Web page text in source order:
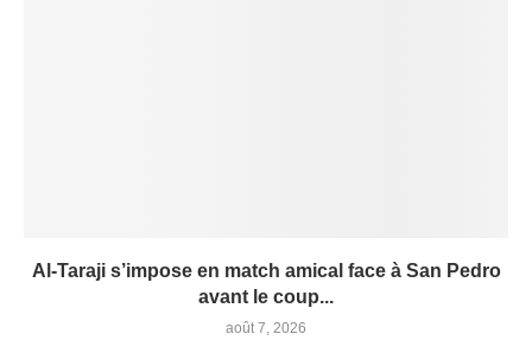
Al-Taraji s’impose en match amical face à San Pedro
avant le coup...
août 7, 2026